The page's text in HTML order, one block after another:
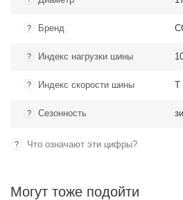
? Бренд
? Индекс нагрузки шины
? Индекс скорости шины Т
? Сезонность
? Что означают эти цифры?
Могут тоже подойти